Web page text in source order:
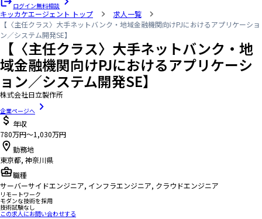
ログイン無料相談
キッカケエージェント トップ
求人一覧
【〈主任クラス〉大手ネットバンク・地域金融機関向けPJにおけるアプリケーショ
ン／システム開発SE】
【〈主任クラス〉大手ネットバンク・地
域金融機関向けPJにおけるアプリケーシ
ョン／システム開発SE】
株式会社日立製作所
企業ページへ
年収
780万円〜1,030万円
勤務地
東京都, 神奈川県
職種
サーバーサイドエンジニア, インフラエンジニア, クラウドエンジニア
リモートワーク
モダンな技術を採用
技術試験なし
この求人にお問い合わせする